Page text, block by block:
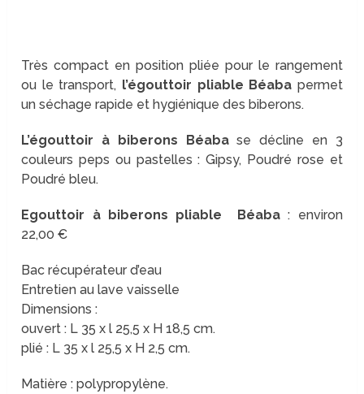
Très compact en position pliée pour le rangement
ou le transport, l’égouttoir pliable Béaba permet
un séchage rapide et hygiénique des biberons.
L’égouttoir à biberons Béabase décline en 3
couleurs peps ou pastelles : Gipsy, Poudré rose et
Poudré bleu.
Egouttoir à biberons pliable Béaba : environ
22,00 €
Bac récupérateur d’eau
Entretien au lave vaisselle
Dimensions :
ouvert : L 35 x l 25,5 x H 18,5 cm.
plié : L 35 x l 25,5 x H 2,5 cm.
Matière : polypropylène.